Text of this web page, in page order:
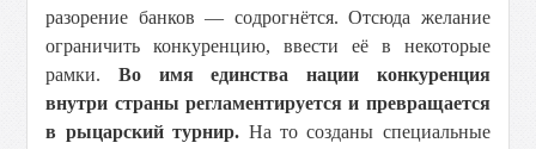
разорение банков — содрогнётся. Отсюда желание
ограничить конкуренцию, ввести её в некоторые
рамки.Во имя единства нации конкуренция
внутри страны регламентируется и превращается
в рыцарский турнир. На то созданы специальные